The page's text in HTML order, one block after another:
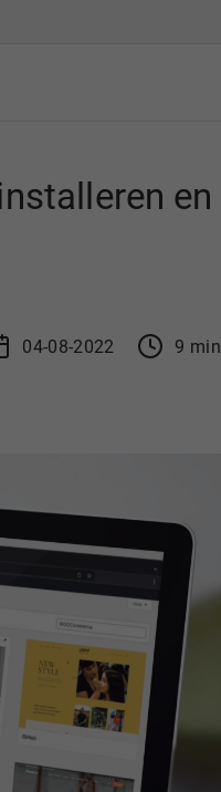
en
04-08-2022 9 min